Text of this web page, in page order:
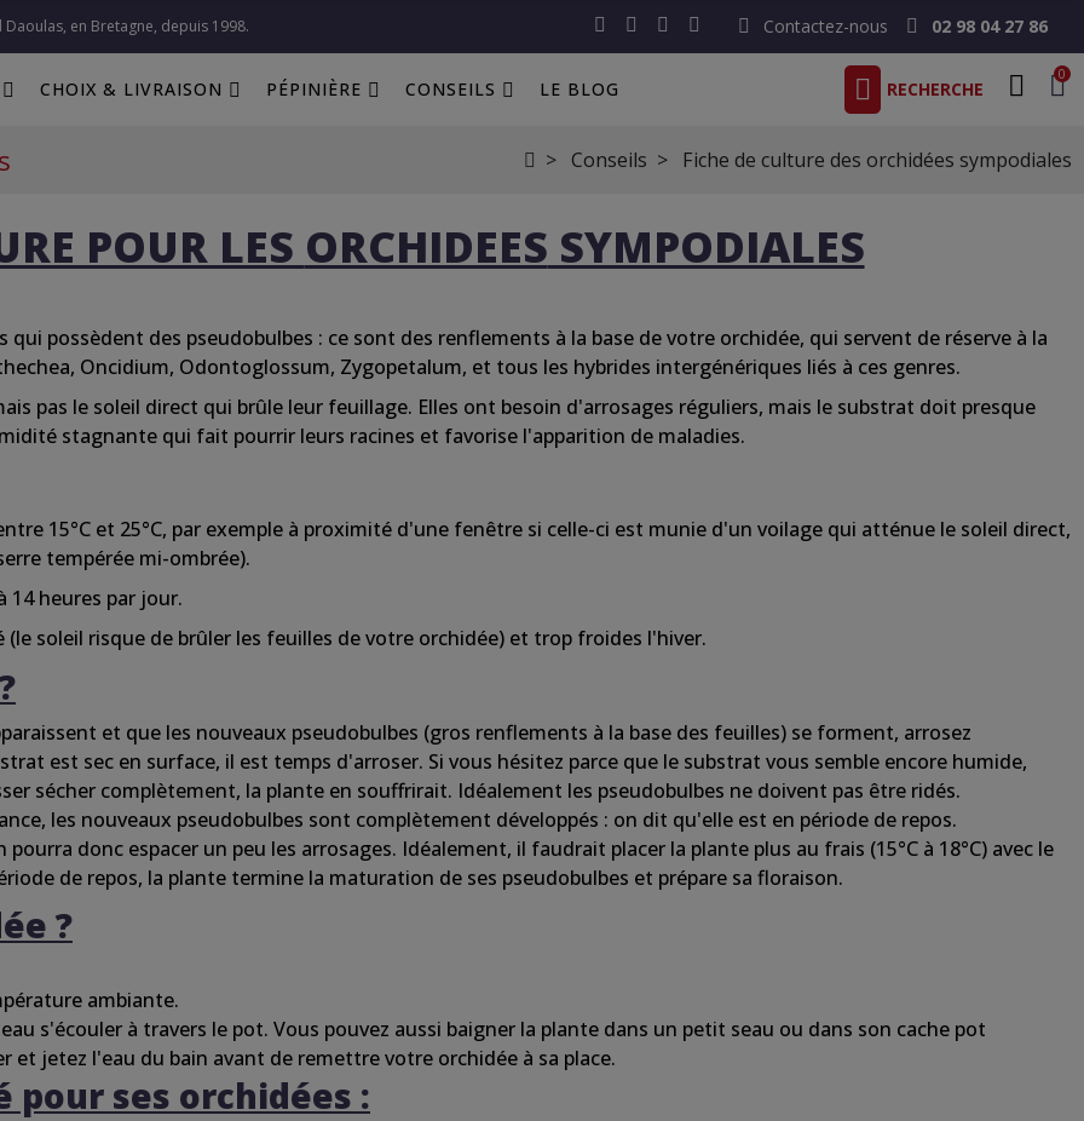
en Bretagne, depuis 1998.​ Contactez-nous 02 98 04 27 86
CHOIX & LIVRAISON PÉPINIÈRE CONSEILS LE BLOG
0
Conseils Fiche de culture des orchidées sympodiales
POUR LES ORCHIDEES SYMPODIALES
possèdent des pseudobulbes : ce sont des renflements à la base de votre orchidée, qui servent de réserve à la
Oncidium, Odontoglossum, Zygopetalum, et tous les hybrides intergénériques liés à ces genres.
pas le soleil direct qui brûle leur feuillage. Elles ont besoin d'arrosages réguliers, mais le substrat doit presque
stagnante qui fait pourrir leurs racines et favorise l'apparition de maladies.
15°C et 25°C, par exemple à proximité d'une fenêtre si celle-ci est munie d'un voilage qui atténue le soleil direct,
tempérée mi-ombrée).
14 heures par jour.
(le soleil risque de brûler les feuilles de votre orchidée) et trop froides l'hiver.
?
et que les nouveaux pseudobulbes (gros renflements à la base des feuilles) se forment, arrosez
est sec en surface, il est temps d'arroser. Si vous hésitez parce que le substrat vous semble encore humide,
sécher complètement, la plante en souffrirait. Idéalement les pseudobulbes ne doivent pas être ridés.
les nouveaux pseudobulbes sont complètement développés : on dit qu'elle est en période de repos.
pourra donc espacer un peu les arrosages. Idéalement, il faudrait placer la plante plus au frais (15°C à 18°C) avec le
de repos, la plante termine la maturation de ses pseudobulbes et prépare sa floraison.
?
ambiante.
s'écouler à travers le pot. Vous pouvez aussi baigner la plante dans un petit seau ou dans son cache pot
et jetez l'eau du bain avant de remettre votre orchidée à sa place.
pour ses orchidées :